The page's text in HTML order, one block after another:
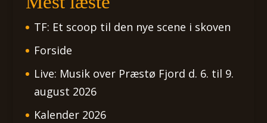
TF: Et scoop til den nye scene i skoven
Forside
Live: Musik over Præstø Fjord d. 6. til 9.
august 2026
Kalender 2026